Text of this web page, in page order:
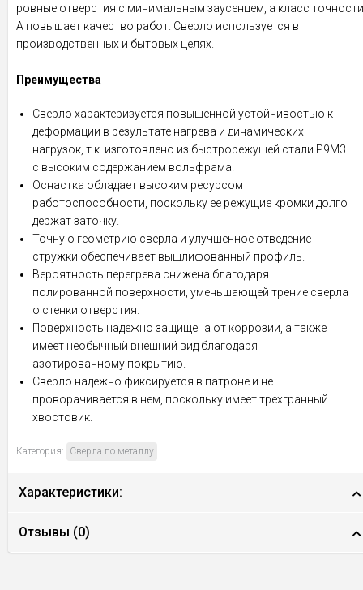
ровные отверстия с минимальным заусенцем, а класс точности
A повышает качество работ. Сверло используется в
производственных и бытовых целях.
Преимущества
Сверло характеризуется повышенной устойчивостью к
деформации в результате нагрева и динамических
нагрузок, т.к. изготовлено из быстрорежущей стали P9M3
с высоким содержанием вольфрама.
Оснастка обладает высоким ресурсом
работоспособности, поскольку ее режущие кромки долго
держат заточку.
Точную геометрию сверла и улучшенное отведение
стружки обеспечивает вышлифованный профиль.
Вероятность перегрева снижена благодаря
полированной поверхности, уменьшающей трение сверла
о стенки отверстия.
Поверхность надежно защищена от коррозии, а также
имеет необычный внешний вид благодаря
азотированному покрытию.
Сверло надежно фиксируется в патроне и не
проворачивается в нем, поскольку имеет трехгранный
хвостовик.
Категория: Сверла по металлу
Характеристики:
Отзывы (0)